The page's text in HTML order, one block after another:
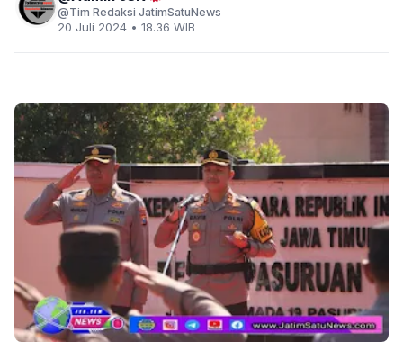
Tim Redaksi JatimSatuNews
20 Juli 2024 • 18.36 WIB